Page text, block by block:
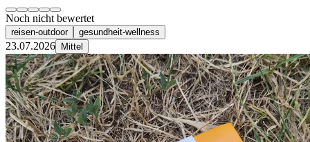
Noch nicht bewertet
reisen-outdoor gesundheit-wellness
23.07.2026 Mittel